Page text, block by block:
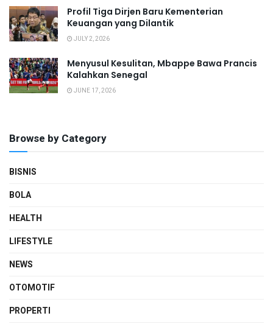
Profil Tiga Dirjen Baru Kementerian
Keuangan yang Dilantik
JULY 2, 2026
Menyusul Kesulitan, Mbappe Bawa Prancis
Kalahkan Senegal
JUNE 17, 2026
Browse by Category
BISNIS
BOLA
HEALTH
LIFESTYLE
NEWS
OTOMOTIF
PROPERTI